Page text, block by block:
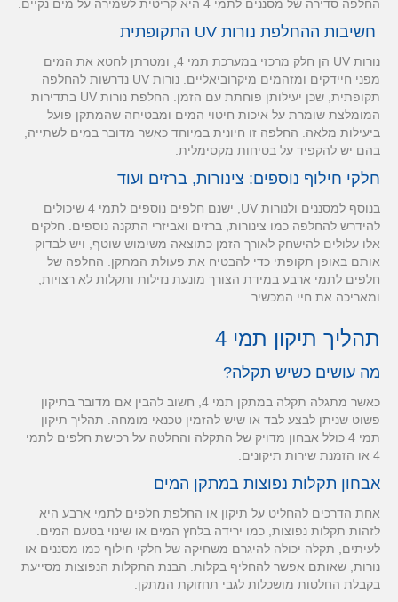
החלפה סדירה של מסננים לתמי 4 היא קריטית לשמירה על מים נקיים.
חשיבות ההחלפת נורות UV התקופתית
נורות UV הן חלק מרכזי במערכת תמי 4, ומטרתן לחטא את המים
מפני חיידקים ומזהמים מיקרוביאליים. נורות UV נדרשות להחלפה
תקופתית, שכן יעילותן פוחתת עם הזמן. החלפת נורות UV בתדירות
המומלצת שומרת על איכות חיטוי המים ומבטיחה שהמתקן פועל
ביעילות מלאה. החלפה זו חיונית במיוחד כאשר מדובר במים לשתייה,
בהם יש להקפיד על בטיחות מקסימלית.
חלקי חילוף נוספים: צינורות, ברזים ועוד
בנוסף למסננים ולנורות UV, ישנם חלפים נוספים לתמי 4 שיכולים
להידרש להחלפה כמו צינורות, ברזים ואביזרי התקנה נוספים. חלקים
אלו עלולים להישחק לאורך הזמן כתוצאה משימוש שוטף, ויש לבדוק
אותם באופן תקופתי כדי להבטיח את פעולת המתקן. החלפה של
חלפים לתמי ארבע במידת הצורך מונעת נזילות ותקלות לא רצויות,
ומאריכה את חיי המכשיר.
תהליך תיקון תמי 4
מה עושים כשיש תקלה?
כאשר מתגלה תקלה במתקן תמי 4, חשוב להבין אם מדובר בתיקון
פשוט שניתן לבצע לבד או שיש להזמין טכנאי מומחה. תהליך תיקון
תמי 4 כולל אבחון מדויק של התקלה והחלטה על רכישת חלפים לתמי
4 או הזמנת שירות תיקונים.
אבחון תקלות נפוצות במתקן המים
אחת הדרכים להחליט על תיקון או החלפת חלפים לתמי ארבע היא
לזהות תקלות נפוצות, כמו ירידה בלחץ המים או שינוי בטעם המים.
לעיתים, תקלה יכולה להיגרם משחיקה של חלקי חילוף כמו מסננים או
נורות, שאותם אפשר להחליף בקלות. הבנת התקלות הנפוצות מסייעת
בקבלת החלטות מושכלות לגבי תחזוקת המתקן.